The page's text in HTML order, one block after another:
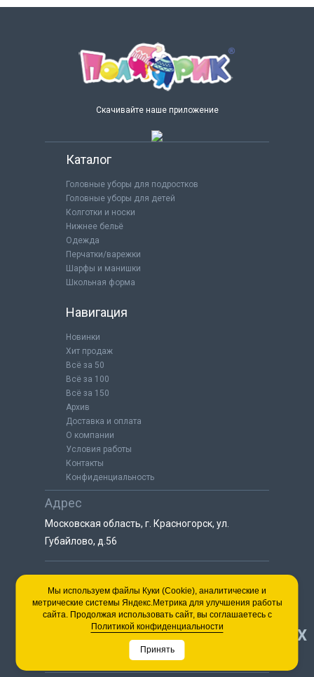
Скачивайте наше приложение
Каталог
Головные уборы для подростков
Головные уборы для детей
Колготки и носки
Нижнее бельё
Одежда
Перчатки/варежки
Шарфы и манишки
Школьная форма
Навигация
Новинки
Хит продаж
Всё за 50
Всё за 100
Всё за 150
Архив
Доставка и оплата
О компании
Условия работы
Контакты
Конфиденциальность
Адрес
Московская область, г. Красногорск, ул.
Губайлово, д.56
8 (925) 064-55-25
пн-сб с 9:00 до 18:00
8 (495) 563-03-35
пн-сб с 9:00 до 18:00 НАВЕРХ
Мы используем файлы Куки (Cookie), аналитические и
метрические системы Яндекс.Метрика для улучшения работы
сайта. Продолжая использовать сайт, вы соглашаетесь с
Политикой конфиденциальности
Принять